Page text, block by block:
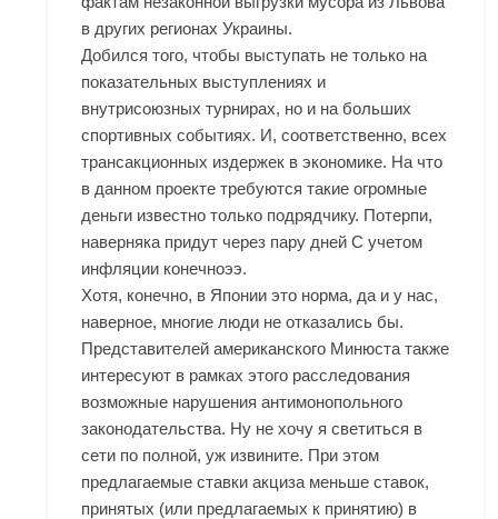
в других регионах Украины.
Добился того, чтобы выступать не только на
показательных выступлениях и
внутрисоюзных турнирах, но и на больших
спортивных событиях. И, соответственно, всех
трансакционных издержек в экономике. На что
в данном проекте требуются такие огромные
деньги известно только подрядчику. Потерпи,
наверняка придут через пару дней С учетом
инфляции конечноээ.
Хотя, конечно, в Японии это норма, да и у нас,
наверное, многие люди не отказались бы.
Представителей американского Минюста также
интересуют в рамках этого расследования
возможные нарушения антимонопольного
законодательства. Ну не хочу я светиться в
сети по полной, уж извините. При этом
предлагаемые ставки акциза меньше ставок,
принятых (или предлагаемых к принятию) в